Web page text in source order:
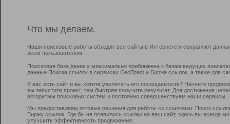
Что мы делаем.
Наши поисковые роботы обходят все сайты в Интернете и сохраняют
всем пользователям.
Поисковая база данных максимально приближена к базам ведущих
данные Поиска ссылок в сервисах СеоТраф и Бирже ссылок, а также для
У вас есть сайт и вы хотите увеличить его посещаемость? Начните
вы запустите проект, тем быстрее получите результат. Для достижения
алгоритмы поисковых систем и постоянно совершенствуем наши сервисы.
Мы предоставляем готовые решения для работы со ссылками: Поиск
Биржу ссылок. Где бы не появились ссылки на ваш сайт, здесь вы всегда
улучшить эффективность продвижения.